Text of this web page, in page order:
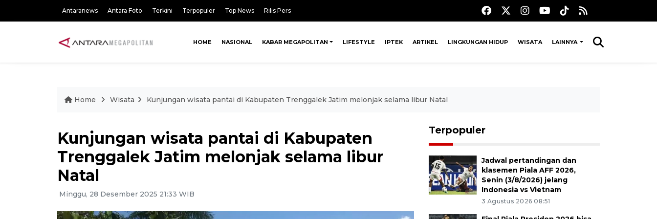
Antaranews Antara Foto Terkini Terpopuler Top News Rilis Pers
HOME NASIONAL KABAR MEGAPOLITAN LIFESTYLE IPTEK ARTIKEL LINGKUNGAN HIDUP WISATA LAINNYA
Home Wisata Kunjungan wisata pantai di Kabupaten Trenggalek Jatim melonjak selama libur Natal
Kunjungan wisata pantai di Kabupaten
Trenggalek Jatim melonjak selama libur
Natal
Minggu, 28 Desember 2025 21:33 WIB
Terpopuler
Jadwal pertandingan dan
klasemen Piala AFF 2026,
Senin (3/8/2026) jelang
Indonesia vs Vietnam
3 Agustus 2026 08:51